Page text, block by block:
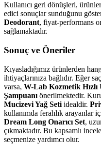
Kullanıcı geri dönüşleri,
edici sonuçlar sunduğunu
Deodorant, fiyat-performans
sağlamaktadır.
Sonuç ve Öneriler
Kıyasladığımız ürünlerden
ihtiyaçlarınıza bağlıdır. Eğer
varsa, W-Lab Kozmetik Hızlı
Şampuanı önerilmektedir.
Mucizevi Yağ Seti idealdir.
kullanımda ferahlık arayanlar
Dream Long Onarıcı Set,
çıkmaktadır. Bu kapsamlı
seçmenize yardımcı olur.